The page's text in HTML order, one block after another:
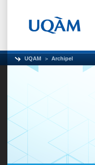
UQAM Archipel